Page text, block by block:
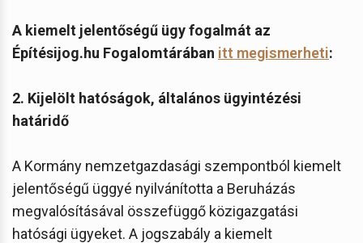
A kiemelt jelentőségű ügy fogalmát az
Építésijog.hu Fogalomtárában itt megismerheti:
2. Kijelölt hatóságok, általános ügyintézési
határidő
A Kormány nemzetgazdasági szempontból kiemelt
jelentőségű üggyé nyilvánította a Beruházás
megvalósításával összefüggő közigazgatási
hatósági ügyeket. A jogszabály a kiemelt